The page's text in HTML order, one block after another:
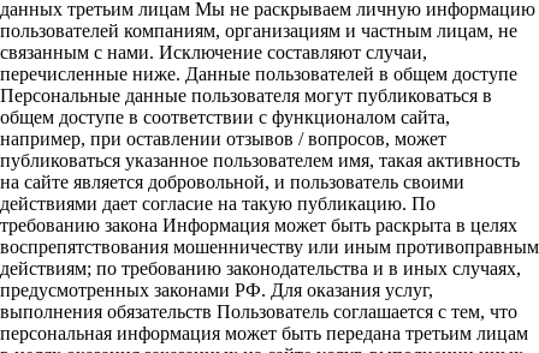
данных третьим лицам Мы не раскрываем личную информацию
пользователей компаниям, организациям и частным лицам, не
связанным с нами. Исключение составляют случаи,
перечисленные ниже. Данные пользователей в общем доступе
Персональные данные пользователя могут публиковаться в
общем доступе в соответствии с функционалом сайта,
например, при оставлении отзывов / вопросов, может
публиковаться указанное пользователем имя, такая активность
на сайте является добровольной, и пользователь своими
действиями дает согласие на такую публикацию. По
требованию закона Информация может быть раскрыта в целях
воспрепятствования мошенничеству или иным противоправным
действиям; по требованию законодательства и в иных случаях,
предусмотренных законами РФ. Для оказания услуг,
выполнения обязательств Пользователь соглашается с тем, что
персональная информация может быть передана третьим лицам